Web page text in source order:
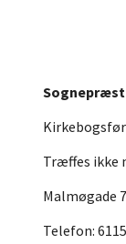
Sognepræst
Træffes ikke
Malmøgade
Telefon: